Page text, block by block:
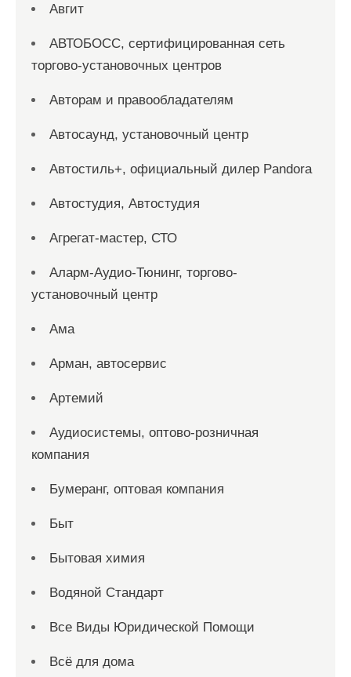
Авгит
АВТОБОСС, сертифицированная сеть
торгово-установочных центров
Авторам и правообладателям
Автосаунд, установочный центр
Автостиль+, официальный дилер Pandora
Автостудия, Автостудия
Агрегат-мастер, СТО
Аларм-Аудио-Тюнинг, торгово-
установочный центр
Ама
Арман, автосервис
Артемий
Аудиосистемы, оптово-розничная
компания
Бумеранг, оптовая компания
Быт
Бытовая химия
Водяной Стандарт
Все Виды Юридической Помощи
Всё для дома